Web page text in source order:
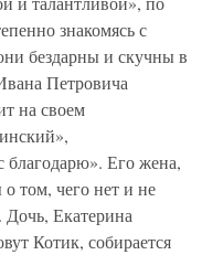
знакомясь с
бездарны и скучны в
Петровича
на своем
благодарю». Его жена,
том, чего нет и не
Дочь, Екатерина
Котик, собирается